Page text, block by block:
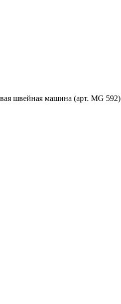
швейная машина (арт. MG 592)